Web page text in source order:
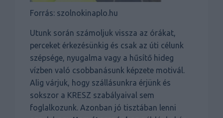
Forrás: szolnokinaplo.hu
Utunk során számoljuk vissza az órákat,
perceket érkezésünkig és csak az úti célunk
szépsége, nyugalma vagy a hűsítő hideg
vízben való csobbanásunk képzete motivál.
Alig várjuk, hogy szállásunkra érjünk és
sokszor a KRESZ szabályaival sem
foglalkozunk. Azonban jó tisztában lenni